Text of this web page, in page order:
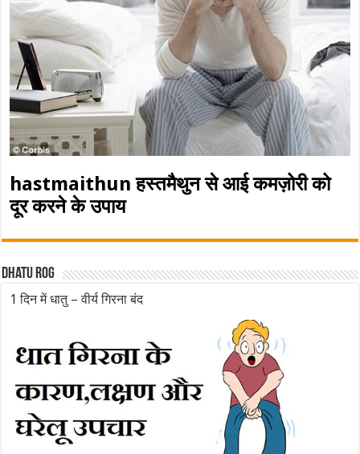
hastmaithun हस्तमैथुन से आई कमज़ोरी को
दूर करने के उपाय
Dhatu rog
1 दिन में धातु – वीर्य गिरना बंद